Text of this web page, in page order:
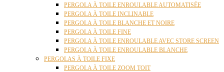
PERGOLA À TOILE ENROULABLE AUTOMATISÉE
PERGOLA À TOILE INCLINABLE
PERGOLA À TOILE BLANCHE ET NOIRE
PERGOLA À TOILE FINE
PERGOLA À TOILE ENROULABLE AVEC STORE SCREEN
PERGOLA À TOILE ENROULABLE BLANCHE
PERGOLAS À TOILE FIXE
PERGOLA À TOILE ZOOM TOIT